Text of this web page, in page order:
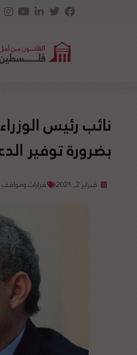
نائب رئيس
بضرورة توفير
فبراير 2, 2021 قرارات